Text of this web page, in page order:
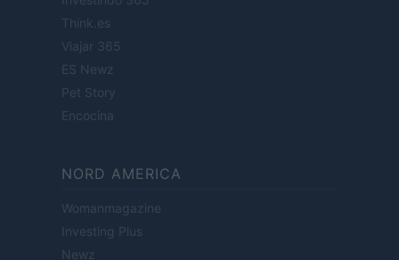
Think.es
Viajar 365
ES Newz
Pet Story
Encocina
NORD AMERICA
Womanmagazine
Investing Plus
Newz